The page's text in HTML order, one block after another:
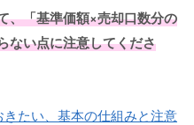
、「基準価額×売却口数分の
ない点に注意してくださ
たい、基本の仕組みと注意